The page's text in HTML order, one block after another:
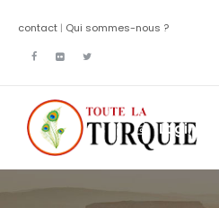
contact | Qui sommes-nous ?
Login